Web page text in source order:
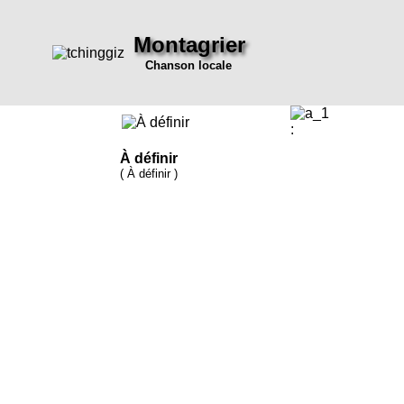
Montagrier
Chanson locale
À définir
( À définir )
: